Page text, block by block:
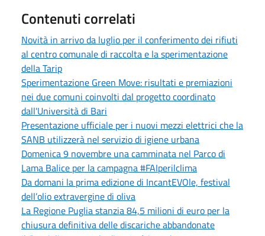
Contenuti correlati
Novità in arrivo da luglio per il conferimento dei rifiuti
al centro comunale di raccolta e la sperimentazione
della Tarip
Sperimentazione Green Move: risultati e premiazioni
nei due comuni coinvolti dal progetto coordinato
dall'Università di Bari
Presentazione ufficiale per i nuovi mezzi elettrici che la
SANB utilizzerà nel servizio di igiene urbana
Domenica 9 novembre una camminata nel Parco di
Lama Balice per la campagna #FAIperilclima
Da domani la prima edizione di IncantEVOle, festival
dell’olio extravergine di oliva
La Regione Puglia stanzia 84,5 milioni di euro per la
chiusura definitiva delle discariche abbandonate